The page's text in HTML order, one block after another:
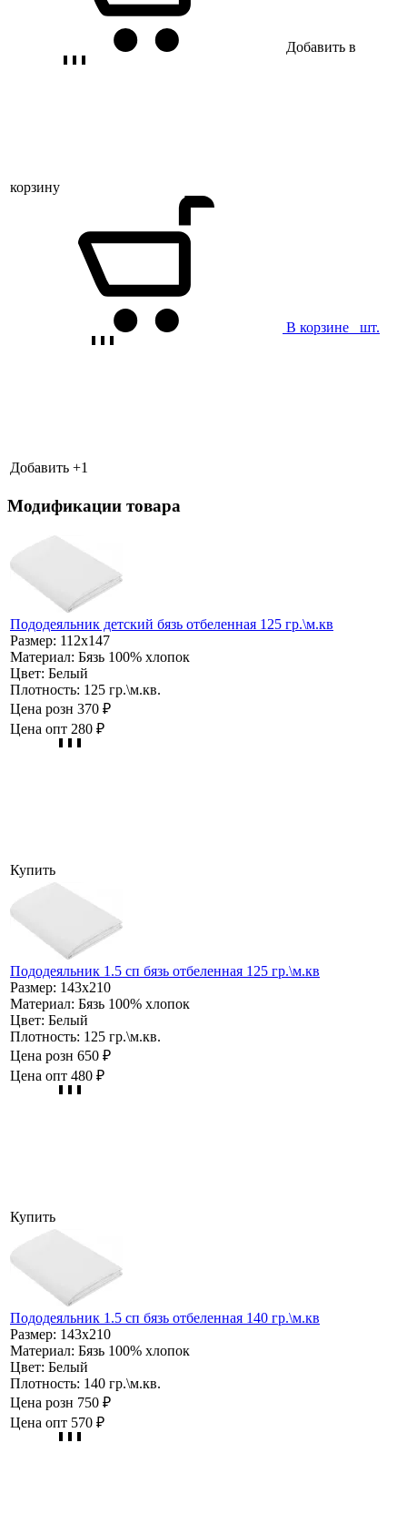
Добавить в
корзину
В корзине шт.
Добавить +1
Модификации товара
Пододеяльник детский бязь отбеленная 125 гр.\м.кв
Размер: 112х147
Материал: Бязь 100% хлопок
Цвет: Белый
Плотность: 125 гр.\м.кв.
Цена розн 370 ₽
Цена опт 280 ₽
Купить
Пододеяльник 1.5 сп бязь отбеленная 125 гр.\м.кв
Размер: 143х210
Материал: Бязь 100% хлопок
Цвет: Белый
Плотность: 125 гр.\м.кв.
Цена розн 650 ₽
Цена опт 480 ₽
Купить
Пододеяльник 1.5 сп бязь отбеленная 140 гр.\м.кв
Размер: 143х210
Материал: Бязь 100% хлопок
Цвет: Белый
Плотность: 140 гр.\м.кв.
Цена розн 750 ₽
Цена опт 570 ₽